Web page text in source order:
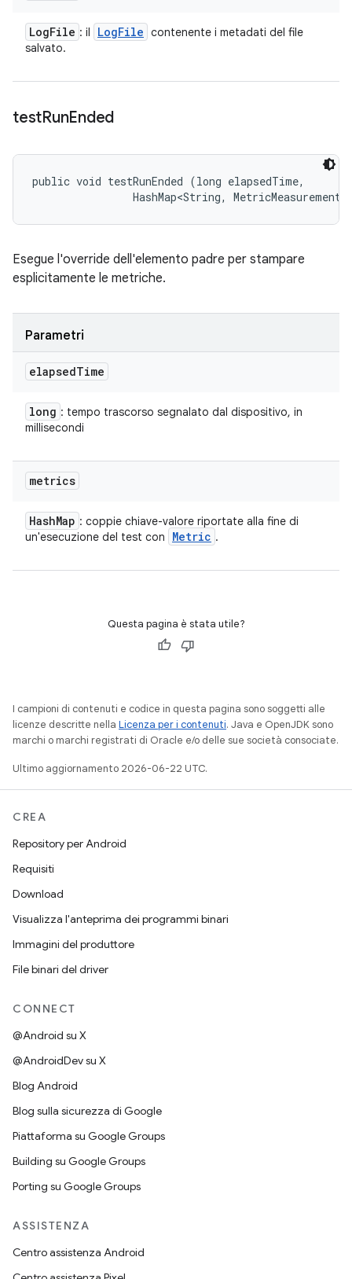
LogFile : il LogFile contenente i metadati del file
salvato.
testRunEnded
public void testRunEnded (long elapsedTime,
HashMap<String,
Esegue l'override dell'elemento padre per stampare
esplicitamente le metriche.
Parametri
elapsedTime
long : tempo trascorso segnalato dal dispositivo, in
millisecondi
metrics
HashMap : coppie chiave-valore riportate alla fine di
un'esecuzione del test con
Metric .
Questa pagina è stata utile?
I campioni di contenuti e codice in questa pagina sono soggetti alle
licenze descritte nella Licenza per i contenuti. Java e OpenJDK sono
marchi o marchi registrati di Oracle e/o delle sue società consociate.
Ultimo aggiornamento 2026-06-22 UTC.
CREA
Repository per Android
Requisiti
Download
Visualizza l'anteprima dei programmi binari
Immagini del produttore
File binari del driver
CONNECT
@Android su X
@AndroidDev su X
Blog Android
Blog sulla sicurezza di Google
Piattaforma su Google Groups
Building su Google Groups
Porting su Google Groups
ASSISTENZA
Centro assistenza Android